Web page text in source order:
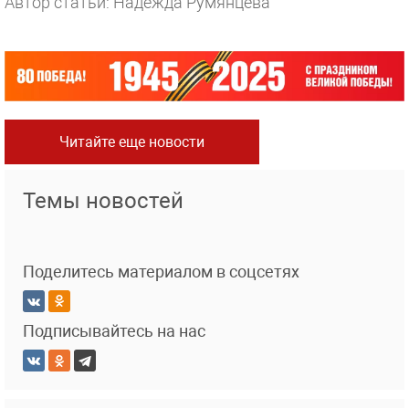
Читайте еще новости
Темы новостей
Поделитесь материалом в соцсетях
Подписывайтесь на нас